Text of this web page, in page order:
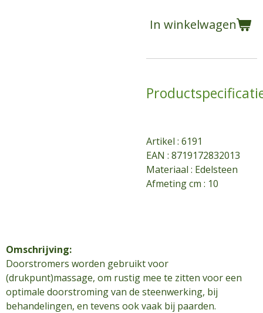
In winkelwagen
Artikel : 6191
EAN : 8719172832013
Materiaal : Edelsteen
Afmeting cm : 10
Omschrijving:
Doorstromers worden gebruikt voor
(drukpunt)massage, om rustig mee te zitten voor een
optimale doorstroming van de steenwerking, bij
behandelingen, en tevens ook vaak bij paarden.